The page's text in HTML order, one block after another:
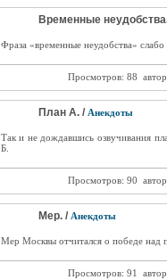
Временные
Фраза «временные неудобства»
Просмотров: 88
План А. / Анекдоты
Так и не дождавшись озвучивания
Б.
Просмотров: 90
Мер. / Анекдоты
Мер Москвы отчитался о победе над
Просмотров: 91